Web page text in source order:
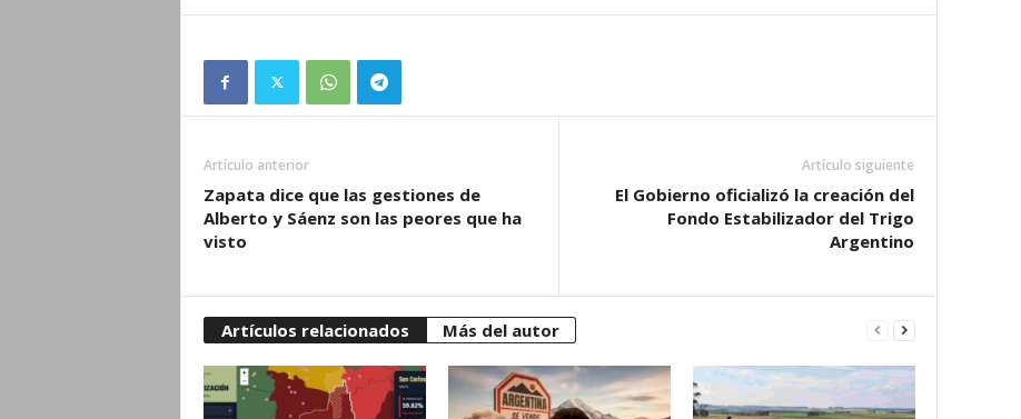
Artículo anterior
Zapata dice que las gestiones de
Alberto y Sáenz son las peores que ha
visto
Artículo siguiente
El Gobierno oficializó la creación del
Fondo Estabilizador del Trigo
Argentino
Artículos relacionados Más del autor